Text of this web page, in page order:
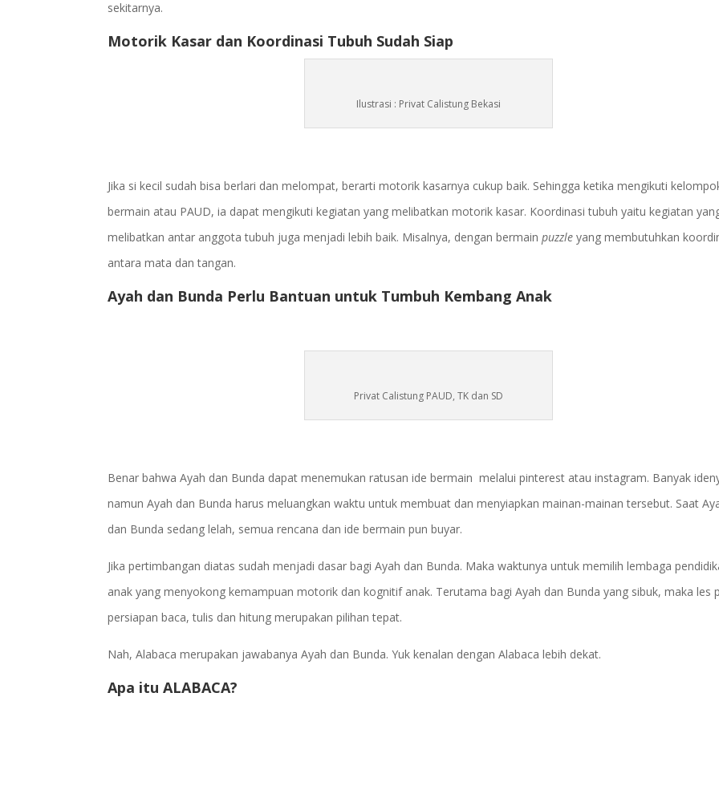
sekitarnya.
Motorik Kasar dan Koordinasi Tubuh Sudah Siap
Ilustrasi : Privat Calistung Bekasi
Jika si kecil sudah bisa berlari dan melompat, berarti motorik kasarnya cukup baik. Sehingga ketika mengikuti
bermain atau PAUD, ia dapat mengikuti kegiatan yang melibatkan motorik kasar. Koordinasi tubuh yaitu kegiatan
melibatkan antar anggota tubuh juga menjadi lebih baik. Misalnya, dengan bermainpuzzle yang membutuhkan
antara mata dan tangan.
Ayah dan Bunda Perlu Bantuan untuk Tumbuh Kembang Anak
Privat Calistung PAUD, TK dan SD
Benar bahwa Ayah dan Bunda dapat menemukan ratusan ide bermain melalui pinterest atau instagram. Banyak
namun Ayah dan Bunda harus meluangkan waktu untuk membuat dan menyiapkan mainan-mainan tersebut. Saat
dan Bunda sedang lelah, semua rencana dan ide bermain pun buyar.
Jika pertimbangan diatas sudah menjadi dasar bagi Ayah dan Bunda. Maka waktunya untuk memilih lembaga
anak yang menyokong kemampuan motorik dan kognitif anak. Terutama bagi Ayah dan Bunda yang sibuk, maka les
persiapan baca, tulis dan hitung merupakan pilihan tepat.
Nah, Alabaca merupakan jawabanya Ayah dan Bunda. Yuk kenalan dengan Alabaca lebih dekat.
Apa itu ALABACA?